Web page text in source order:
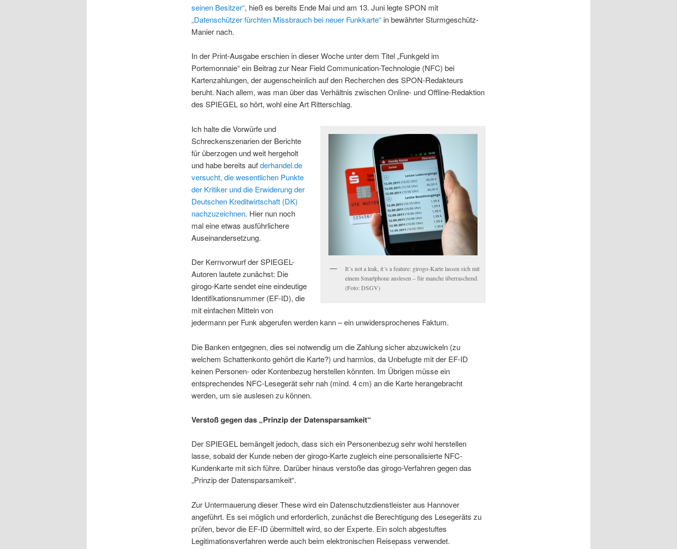
seinen Besitzer“, hieß es bereits Ende Mai und am 13. Juni legte SPON mit
„Datenschützer fürchten Missbrauch bei neuer Funkkarte“in bewährter Sturmgeschütz-
Manier nach.
In der Print-Ausgabe erschien in dieser Woche unter dem Titel „Funkgeld im
Portemonnaie“ ein Beitrag zur Near Field Communication-Technologie (NFC) bei
Kartenzahlungen, der augenscheinlich auf den Recherchen des SPON-Redakteurs
beruht. Nach allem, was man über das Verhältnis zwischen Online- und Offline-Redaktion
des SPIEGEL so hört, wohl eine Art Ritterschlag.
It´s not a leak, it´s a feature: girogo-Karte lassen sich mit
einem Smartphone auslesen – für manche überraschend.
(Foto: DSGV)
Ich halte die Vorwürfe und
Schreckenszenarien der Berichte
für überzogen und weit hergeholt
und habe bereits aufderhandel.de
versucht, die wesentlichen Punkte
der Kritiker und die Erwiderung der
Deutschen Kreditwirtschaft (DK)
nachzuzeichnen. Hier nun noch
mal eine etwas ausführlichere
Auseinandersetzung.
Der Kernvorwurf der SPIEGEL-
Autoren lautete zunächst: Die
girogo-Karte sendet eine eindeutige
Identifikationsnummer (EF-ID), die
mit einfachen Mitteln von
jedermann per Funk abgerufen werden kann – ein unwidersprochenes Faktum.
Die Banken entgegnen, dies sei notwendig um die Zahlung sicher abzuwickeln (zu
welchem Schattenkonto gehört die Karte?) und harmlos, da Unbefugte mit der EF-ID
keinen Personen- oder Kontenbezug herstellen könnten. Im Übrigen müsse ein
entsprechendes NFC-Lesegerät sehr nah (mind. 4 cm) an die Karte herangebracht
werden, um sie auslesen zu können.
Verstoß gegen das „Prinzip der Datensparsamkeit“
Der SPIEGEL bemängelt jedoch, dass sich ein Personenbezug sehr wohl herstellen
lasse, sobald der Kunde neben der girogo-Karte zugleich eine personalisierte NFC-
Kundenkarte mit sich führe. Darüber hinaus verstoße das girogo-Verfahren gegen das
„Prinzip der Datensparsamkeit“.
Zur Untermauerung dieser These wird ein Datenschutzdienstleister aus Hannover
angeführt. Es sei möglich und erforderlich, zunächst die Berechtigung des Lesegeräts zu
prüfen, bevor die EF-ID übermittelt wird, so der Experte. Ein solch abgestuftes
Legitimationsverfahren werde auch beim elektronischen Reisepass verwendet.